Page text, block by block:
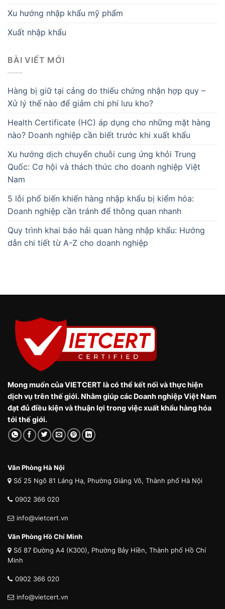
Xu hướng nhập khẩu mỹ phẩm
Xuất nhập khẩu
BÀI VIẾT MỚI
Hàng bị giữ tại cảng do thiếu chứng nhận hợp quy –
Xử lý thế nào để giảm chi phí lưu kho?
Health Certificate (HC) áp dụng cho những mặt hàng
nào? Doanh nghiệp cần biết trước khi xuất khẩu
Xu hướng dịch chuyển chuỗi cung ứng khỏi Trung
Quốc: Cơ hội và thách thức cho doanh nghiệp Việt
Nam
5 lỗi phổ biến khiến hàng nhập khẩu bị kiểm hóa:
Doanh nghiệp cần tránh để thông quan nhanh
Quy trình khai báo hải quan hàng nhập khẩu: Hướng
dẫn chi tiết từ A-Z cho doanh nghiệp
Mong muốn của VIETCERT là có thể kết nối và thực hiện
dịch vụ trên thế giới. Nhằm giúp các Doanh nghiệp Việt Nam
đạt đủ điều kiện và thuận lợi trong việc xuất khẩu hàng hóa
tới thế giới.
Văn Phòng Hà Nội
Số 25 Ngõ 81 Láng Hạ, Phường Giảng Võ, Thành phố Hà Nội
0902 366 020
info@vietcert.vn
Văn Phòng Hồ Chí Minh
Số 87 Đường A4 (K300), Phường Bảy Hiền, Thành phố Hồ Chí
Minh
0902 366 020
info@vietcert.vn